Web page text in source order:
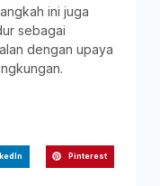
ini juga
sebagai
dengan upaya
Pinterest